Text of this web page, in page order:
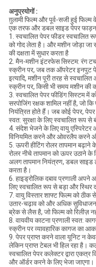
अनुप्रयोगों :
ग़ुलामी फिल्म और पूर्व-सजी हुई
एक तरफ और डबल साइड पेपर
1. स्वचालित पेपर फीडर स्वचालित
को गोद लेता है। और मशीन जोड़ा जा
की दक्षता में सुधार करता है
2. मैन-मशीन इंटरफेस सिस्टम: रंग
स्क्रीन पर, जब तक ऑपरेटर इनपुट
इत्यादि, मशीन पूरी तरह से
स्क्रीन पर, किसी भी समय मशीन की
3. स्वचालित पेपर फीडिंग सिस्टम में
सरपोजिंग रक्षक शामिल नहीं है, जो
नियंत्रित होते हैं। जब कोई पेपर,
स्वत: सुरक्षा के लिए स्वचालित रूप से
4. संदेश भेजने के लिए वायु एस्पिरेटर
विनियमित करने और ओवरलैप करने
5. ऊपरी हीटिंग रोलर तापमान
रोलर नीचे तापमान को ऊपर उठाने
अलग तापमान नियंत्रण, डबल साइड
करता है।
6. हाइड्रोलिक दबाव प्रणाली अपने
लिए स्वचालित रूप से बड़ा और स्थिर
7. वायु विस्तार शाफ्ट फिल्म को
उतार-चढ़ाव को और अधिक
ब्रेक से लैस है, जो फिल्म को रिलीज़
8. वायवीय काटना प्रणाली स्वत:
स्क्रीन पर व्यावहारिक कागज का
9. पेपर प्राप्त करने वाला यूनिट न
लेकिन प्राप्त टेबल भी हिल रहा
स्वचालित पेपर कलेक्टर द्वारा एकत्र
और ऑर्डर करने के लिए भेजा जाएगा।